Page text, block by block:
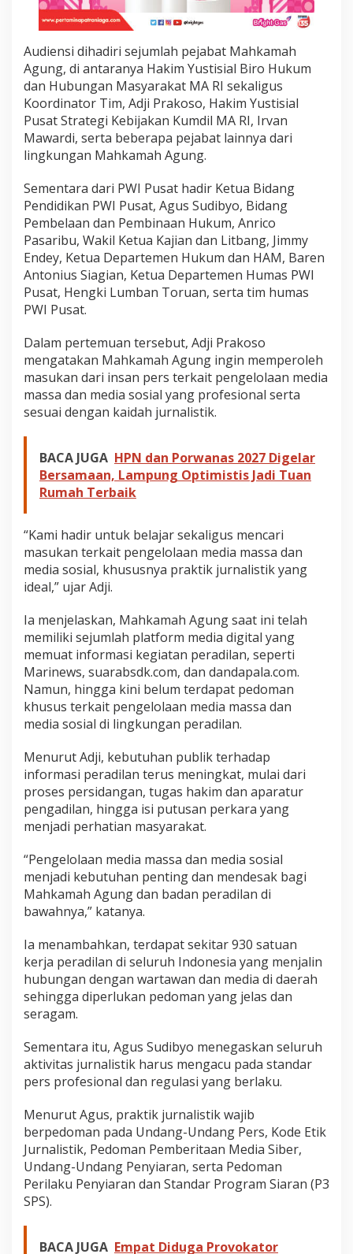
i
l
a
n
Audiensi dihadiri sejumlah pejabat Mahkamah
Agung, di antaranya Hakim Yustisial Biro Hukum
dan Hubungan Masyarakat MA RI sekaligus
Koordinator Tim, Adji Prakoso, Hakim Yustisial
Pusat Strategi Kebijakan Kumdil MA RI, Irvan
Mawardi, serta beberapa pejabat lainnya dari
lingkungan Mahkamah Agung.
Sementara dari PWI Pusat hadir Ketua Bidang
Pendidikan PWI Pusat, Agus Sudibyo, Bidang
Pembelaan dan Pembinaan Hukum, Anrico
Pasaribu, Wakil Ketua Kajian dan Litbang, Jimmy
Endey, Ketua Departemen Hukum dan HAM, Baren
Antonius Siagian, Ketua Departemen Humas PWI
Pusat, Hengki Lumban Toruan, serta tim humas
PWI Pusat.
Dalam pertemuan tersebut, Adji Prakoso
mengatakan Mahkamah Agung ingin memperoleh
masukan dari insan pers terkait pengelolaan media
massa dan media sosial yang profesional serta
sesuai dengan kaidah jurnalistik.
BACA JUGA HPN dan Porwanas 2027 Digelar
Bersamaan, Lampung Optimistis Jadi Tuan
Rumah Terbaik
“Kami hadir untuk belajar sekaligus mencari
masukan terkait pengelolaan media massa dan
media sosial, khususnya praktik jurnalistik yang
ideal,” ujar Adji.
Ia menjelaskan, Mahkamah Agung saat ini telah
memiliki sejumlah platform media digital yang
memuat informasi kegiatan peradilan, seperti
Marinews, suarabsdk.com, dan dandapala.com.
Namun, hingga kini belum terdapat pedoman
khusus terkait pengelolaan media massa dan
media sosial di lingkungan peradilan.
Menurut Adji, kebutuhan publik terhadap
informasi peradilan terus meningkat, mulai dari
proses persidangan, tugas hakim dan aparatur
pengadilan, hingga isi putusan perkara yang
menjadi perhatian masyarakat.
“Pengelolaan media massa dan media sosial
menjadi kebutuhan penting dan mendesak bagi
Mahkamah Agung dan badan peradilan di
bawahnya,” katanya.
Ia menambahkan, terdapat sekitar 930 satuan
kerja peradilan di seluruh Indonesia yang menjalin
hubungan dengan wartawan dan media di daerah
sehingga diperlukan pedoman yang jelas dan
seragam.
Sementara itu, Agus Sudibyo menegaskan seluruh
aktivitas jurnalistik harus mengacu pada standar
pers profesional dan regulasi yang berlaku.
Menurut Agus, praktik jurnalistik wajib
berpedoman pada Undang-Undang Pers, Kode Etik
Jurnalistik, Pedoman Pemberitaan Media Siber,
Undang-Undang Penyiaran, serta Pedoman
Perilaku Penyiaran dan Standar Program Siaran (P3
SPS).
BACA JUGA Empat Diduga Provokator